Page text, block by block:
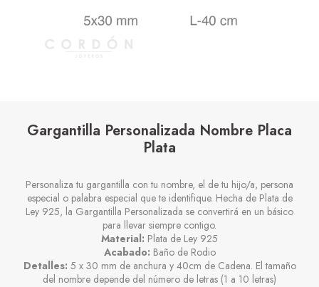
Gargantilla Personalizada Nombre Placa
Plata
Personaliza tu gargantilla con tu nombre, el de tu hijo/a, persona
especial o palabra especial que te identifique. Hecha de Plata de
Ley 925, la Gargantilla Personalizada se convertirá en un básico
para llevar siempre contigo.
Material: Plata de Ley 925
Acabado: Baño de Rodio
Detalles: 5 x 30 mm de anchura y 40cm de Cadena. El tamaño
del nombre depende del número de letras (1 a 10 letras)